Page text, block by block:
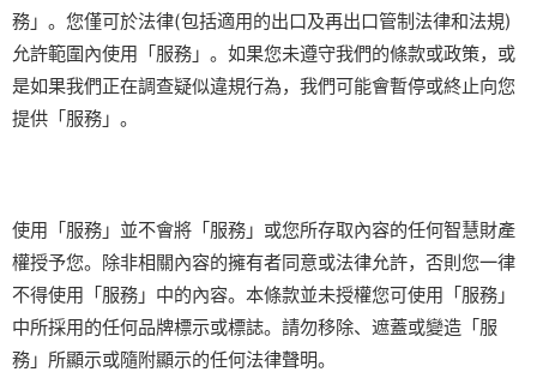
務」。您僅可於法律(包括適用的出口及再出口管制法律和法規)
允許範圍內使用「服務」。如果您未遵守我們的條款或政策，或
是如果我們正在調查疑似違規行為，我們可能會暫停或終止向您
提供「服務」。
使用「服務」並不會將「服務」或您所存取內容的任何智慧財產
權授予您。除非相關內容的擁有者同意或法律允許，否則您一律
不得使用「服務」中的內容。本條款並未授權您可使用「服務」
中所採用的任何品牌標示或標誌。請勿移除、遮蓋或變造「服
務」所顯示或隨附顯示的任何法律聲明。